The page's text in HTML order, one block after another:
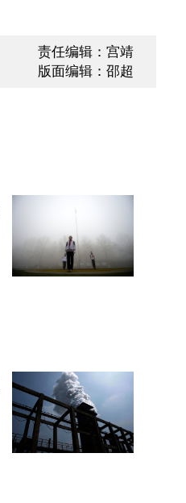
责任编辑：宫靖
版面编辑：邵超